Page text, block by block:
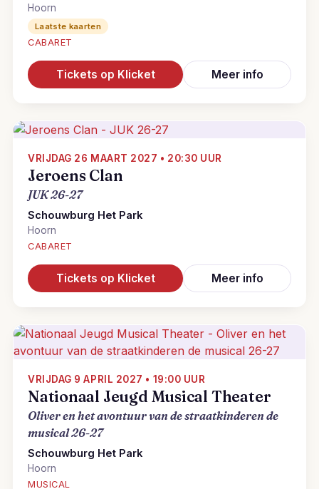
Hoorn
Laatste kaarten
CABARET
Tickets op Klicket Meer info
VRIJDAG 26 MAART 2027 • 20:30 UUR
Jeroens Clan
JUK 26-27
Schouwburg Het Park
Hoorn
CABARET
Tickets op Klicket Meer info
VRIJDAG 9 APRIL 2027 • 19:00 UUR
Nationaal Jeugd Musical Theater
Oliver en het avontuur van de straatkinderen de
musical 26-27
Schouwburg Het Park
Hoorn
MUSICAL